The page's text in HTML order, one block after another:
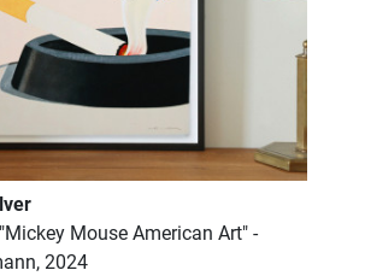
Mouse American Art" -
2024